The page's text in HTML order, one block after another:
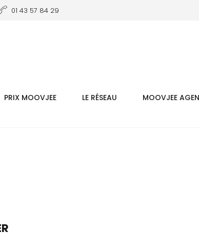
01 43 57 84 29
PRIX MOOVJEE LE RÉSEAU MOOVJEE